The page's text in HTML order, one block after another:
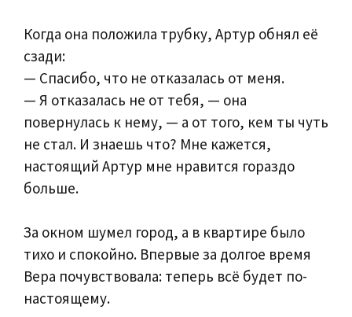
Когда она положила трубку, Артур обнял её
сзади:
— Спасибо, что не отказалась от меня.
— Я отказалась не от тебя, — она
повернулась к нему, — а от того, кем ты чуть
не стал. И знаешь что? Мне кажется,
настоящий Артур мне нравится гораздо
больше.
За окном шумел город, а в квартире было
тихо и спокойно. Впервые за долгое время
Вера почувствовала: теперь всё будет по-
настоящему.